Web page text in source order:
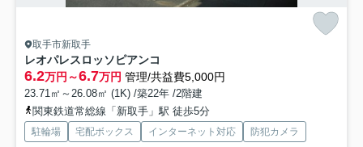
取手市新取手
レオパレスロッソピアンコ
6.2万円～6.7万円 管理/共益費5,000円
23.71㎡～26.08㎡ (1K) /築22年 /2階建
関東鉄道常総線「新取手」駅 徒歩5分
駐輪場 宅配ボックス インターネット対応 防犯カメラ